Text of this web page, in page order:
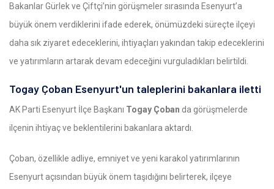
Bakanlar Gürlek ve Çiftçi’nin görüşmeler sırasında Esenyurt’a
büyük önem verdiklerini ifade ederek, önümüzdeki süreçte ilçeyi
daha sık ziyaret edeceklerini, ihtiyaçları yakından takip edeceklerini
ve yatırımların artarak devam edeceğini vurguladıkları belirtildi.
Togay Çoban Esenyurt'un taleplerini bakanlara iletti
AK Parti Esenyurt İlçe Başkanı Togay Çoban da görüşmelerde
ilçenin ihtiyaç ve beklentilerini bakanlara aktardı.
Çoban, özellikle adliye, emniyet ve yeni karakol yatırımlarının
Esenyurt açısından büyük önem taşıdığını belirterek, ilçeye